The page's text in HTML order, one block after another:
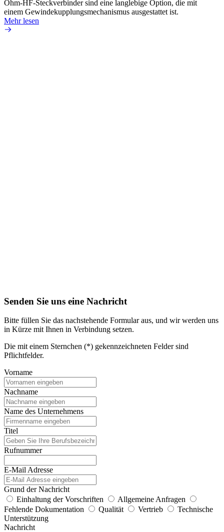
Ohm-HF-Steckverbinder sind eine langlebige Option, die mit
einem Gewindekupplungsmechanismus ausgestattet ist.
Mehr lesen
Senden Sie uns eine Nachricht
Bitte füllen Sie das nachstehende Formular aus, und wir werden uns
in Kürze mit Ihnen in Verbindung setzen.
Die mit einem Sternchen (*) gekennzeichneten Felder sind
Pflichtfelder.
Vorname
Nachname
Name des Unternehmens
Titel
Rufnummer
E-Mail Adresse
Grund der Nachricht
Einhaltung der Vorschriften
Allgemeine Anfragen
Fehlende Dokumentation
Qualität Vertrieb
Technische
Unterstützung
Nachricht